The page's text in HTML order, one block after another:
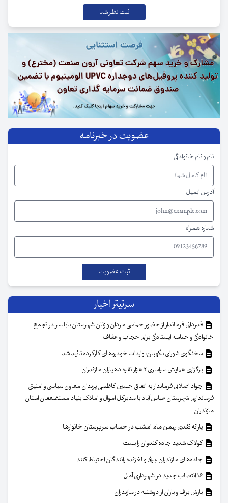
عضویت در خبرنامه
نام و نام خانوادگی
آدرس ایمیل
شماره همراه
سرتیتر اخبار
قدردانی فرماندار از حضور حماسی مردان و زنان شهرستان بابلسر در تجمع
خانوادگی و حماسه ایستادگی برای حجاب و عفاف
سخنگوی شورای نگهبان: واردات خودروهای کارکرده تائید شد
برگزاری همایش سراسری ۲ هزار نفره دهیاران مازندران
جواد اصلانی فرماندار به اتفاق حسین کاظمی پرندان معاون سیاسی و امنیتی
فرمانداری شهرستان عباس آباد با مدیرکل اموال و املاک بنیاد مستضعفان استان
مازندران
یارانه نقدی بهمن ماه، امشب در حساب سرپرستان خانوار‌ها
کولاک شدید جاده کندوان را بست
جاده‌های مازندران ،برفی و لغزنده رانندگان احتیاط کنند
بارش برف و باران از دوشنبه در مازندران